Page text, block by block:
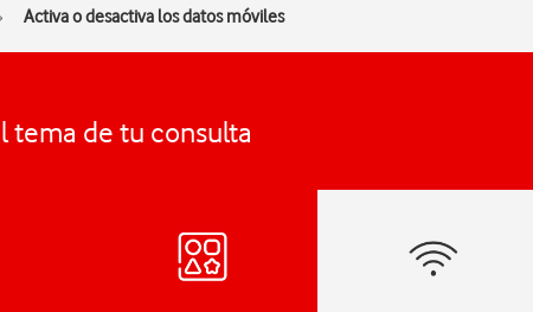
Activa o desactiva los datos móviles
tema de tu consulta